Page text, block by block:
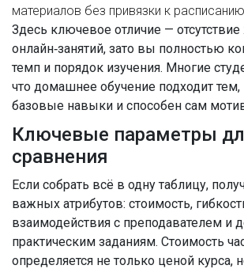
материалов без привязки к
Здесь ключевое отличие —
онлайн‑занятий, зато вы полностью
темп и порядок изучения. Многие
что домашнее обучение подходит
базовые навыки и способен сам
Ключевые параметры
сравнения
Если собрать всё в одну таблицу,
важных атрибутов: стоимость,
взаимодействия с преподавателем и
практическим заданиям. Стоимость
определяется не только ценой курса,